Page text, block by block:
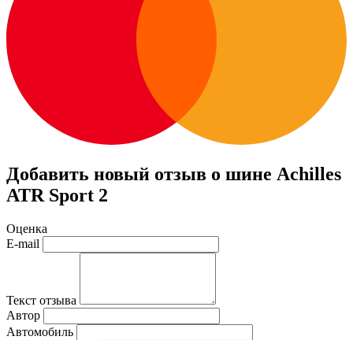
Добавить новый отзыв о шине Achilles
ATR Sport 2
Оценка
E-mail
Текст отзыва
Автор
Автомобиль